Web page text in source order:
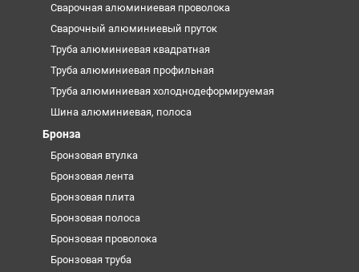
Сварочная алюминиевая проволока
Сварочный алюминиевый пруток
Труба алюминиевая квадратная
Труба алюминиевая профильная
Труба алюминиевая холоднодеформируемая
Шина алюминиевая, полоса
Бронза
Бронзовая втулка
Бронзовая лента
Бронзовая плита
Бронзовая полоса
Бронзовая проволока
Бронзовая труба